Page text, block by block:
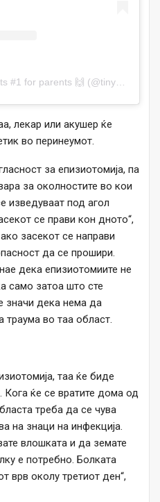
лекар или акушер ќе
во перинеумот.
за епизиотомија, па
за околностите во кои
изведуваат под агол
се прави кон дното“,
засекот се направи
да се прошири.
дека епизиотомиите не
само затоа што сте
значи дека нема да
траума во таа област.
таа ќе биде
ќе се вратите дома од
треба да се чува
на знаци на инфекција.
влошката и да земате
е потребно. Болката
врв околу третиот ден“,